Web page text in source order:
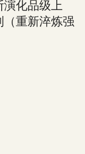
演化品级上
（重新淬炼强